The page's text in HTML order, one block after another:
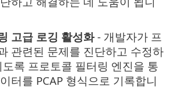
고급 로깅 활성화- 개발자가 프
관련된 문제를 진단하고 수정하
록 프로토콜 필터링 엔진을 통
터를 PCAP 형식으로 기록합니